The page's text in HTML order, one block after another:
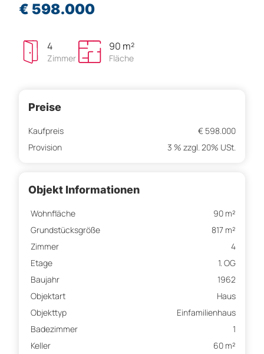
€ 598.000
4
Zimmer
90 m²
Fläche
Preise
Kaufpreis
€ 598.000
Provision
3 % zzgl. 20% USt.
Objekt Informationen
Wohnfläche
90 m²
Grundstücksgröße
817 m²
Zimmer
4
Etage
1. OG
Baujahr
1962
Objektart
Haus
Objekttyp
Einfamilienhaus
Badezimmer
1
Keller
60 m²